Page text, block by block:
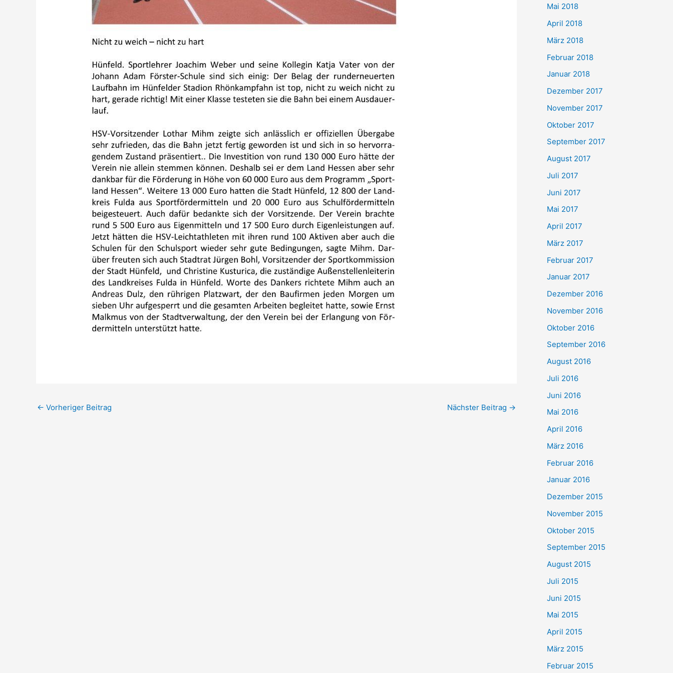
← Vorheriger Beitrag Nächster Beitrag →
Mai 2018
April 2018
März 2018
Februar 2018
Januar 2018
Dezember 2017
November 2017
Oktober 2017
September 2017
August 2017
Juli 2017
Juni 2017
Mai 2017
April 2017
März 2017
Februar 2017
Januar 2017
Dezember 2016
November 2016
Oktober 2016
September 2016
August 2016
Juli 2016
Juni 2016
Mai 2016
April 2016
März 2016
Februar 2016
Januar 2016
Dezember 2015
November 2015
Oktober 2015
September 2015
August 2015
Juli 2015
Juni 2015
Mai 2015
April 2015
März 2015
Februar 2015